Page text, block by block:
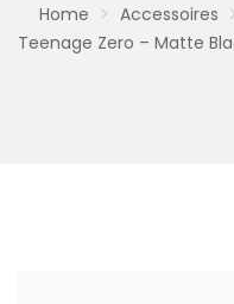
Home Accessoires
Teenage Zero – Matte